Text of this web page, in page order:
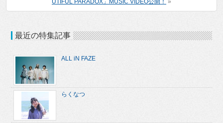
UTIFUL PARADOX」MUSIC VIDEO公開！ »
最近の特集記事
ALL iN FAZE
らくなつ